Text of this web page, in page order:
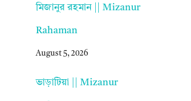
মিজানুর রহমান || Mizanur
Rahaman
August 5, 2026
ভাড়াটিয়া || Mizanur